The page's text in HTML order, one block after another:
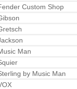
Custom Shop
Man
by Music Man